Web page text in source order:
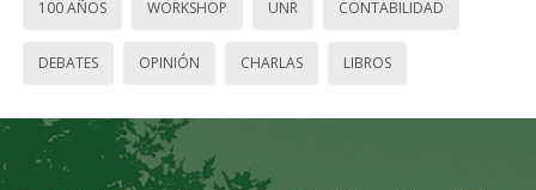
100 AÑOS WORKSHOP UNR CONTABILIDAD
DEBATES OPINIÓN CHARLAS LIBROS